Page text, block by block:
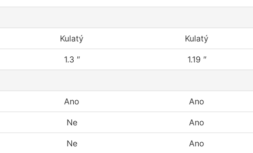
Kulatý Kulatý
1.3 ″ 1.19 ″
Ano Ano
Ne Ano
Ne Ano